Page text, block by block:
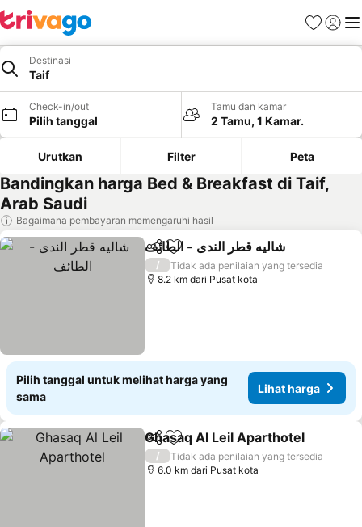
FavoritLogin
Destinasi
Taif
Check-in/out
Pilih tanggal
Tamu dan kamar
2 Tamu, 1 Kamar.
Urutkan Filter Peta
Bandingkan harga Bed & Breakfast di Taif,
Arab Saudi
Bagaimana pembayaran memengaruhi hasil
BagikanTambahkan ke favorit
شاليه قطر الندى - الطائف
/
Tidak ada penilaian yang tersedia
8.2 km dari Pusat kota
Pilih tanggal untuk melihat harga yang
sama
Lihat harga
BagikanTambahkan ke favorit
Ghasaq Al Leil Aparthotel
/
Tidak ada penilaian yang tersedia
6.0 km dari Pusat kota